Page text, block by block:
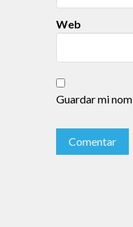
Web
Guardar mi